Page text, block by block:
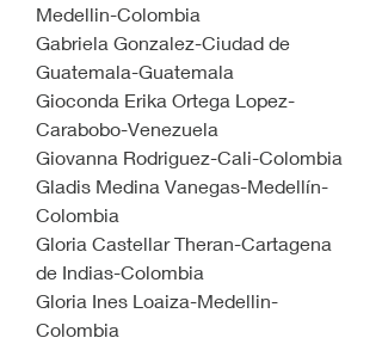
Medellin-Colombia
Gabriela Gonzalez-Ciudad de
Guatemala-Guatemala
Gioconda Erika Ortega Lopez-
Carabobo-Venezuela
Giovanna Rodriguez-Cali-Colombia
Gladis Medina Vanegas-Medellín-
Colombia
Gloria Castellar Theran-Cartagena
de Indias-Colombia
Gloria Ines Loaiza-Medellin-
Colombia